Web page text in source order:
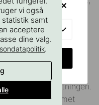
til både
i entreen gør små
funktionelle og
i entréindretningen.
der gør rummet
vi også
samt
acceptere
dine valg.
.